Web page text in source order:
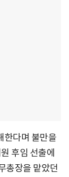
한다며 불만을
후임 선출에
총장을 맡았던